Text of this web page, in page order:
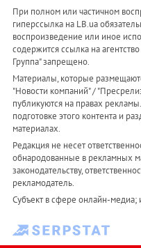
При полном или частичном
гиперссылка на LB.ua
воспроизведение или иное
содержится ссылка на
Группа" запрещено.
Материалы, которые
"Новости компаний" /
публикуются на правах
подготовке этого контента и
материалах.
Редакция не несет
обнародованные в рекламных
законодательству,
рекламодатель.
Субъект в сфере онлайн-